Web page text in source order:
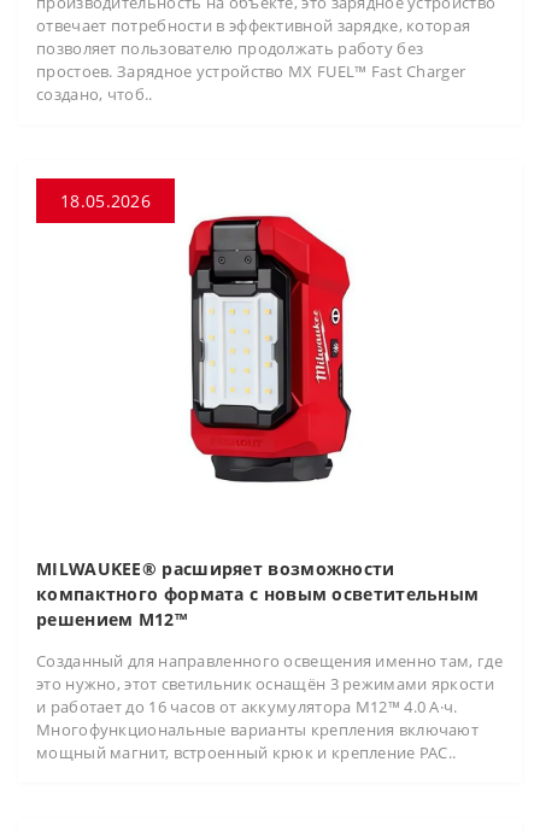
отвечает потребности в эффективной зарядке, которая
позволяет пользователю продолжать работу без
простоев. Зарядное устройство MX FUEL™ Fast Charger
создано, чтоб..
18.05.2026
MILWAUKEE® расширяет возможности
компактного формата с новым осветительным
решением M12™
Созданный для направленного освещения именно там, где
это нужно, этот светильник оснащён 3 режимами яркости
и работает до 16 часов от аккумулятора M12™ 4.0 А·ч.
Многофункциональные варианты крепления включают
мощный магнит, встроенный крюк и крепление PAC..